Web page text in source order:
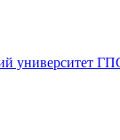
университет